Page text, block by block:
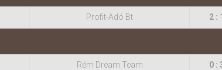
Profit-Adó Bt 2 : 1
Rém Dream Team 0 :